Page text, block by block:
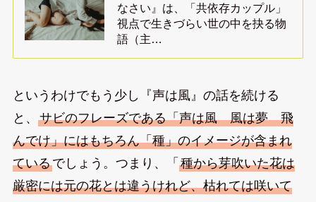
なさい』は、「共依存カップル」
視点で生きづらい世の中を抉る物
語（主…
というわけでもう少し『声は風』の話を続ける
と、 サビのフレーズである「声は風 風は夢 飛
んでけ」にはもちろん「種」のイメージが含まれ
ているでしょう。つまり、「 種から芽吹いた花は
厳密には元の花とは違うけれど、枯れては咲いて